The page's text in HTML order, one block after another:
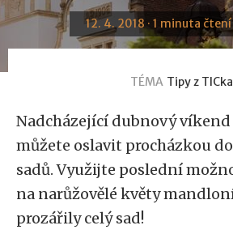
12. 4. 2018 · 1 minuta čtení
TÉMA Tipy z TICka
Nadcházející dubnový
můžete oslavit procházkou
sadů. Využijte poslední
na narůžovělé květy
prozářily celý sad!